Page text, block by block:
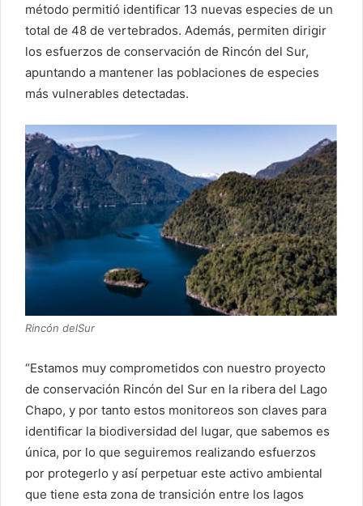
método permitió identificar 13 nuevas especies de un
total de 48 de vertebrados. Además, permiten dirigir
los esfuerzos de conservación de Rincón del Sur,
apuntando a mantener las poblaciones de especies
más vulnerables detectadas.
Rincón delSur
“Estamos muy comprometidos con nuestro proyecto
de conservación Rincón del Sur en la ribera del Lago
Chapo, y por tanto estos monitoreos son claves para
identificar la biodiversidad del lugar, que sabemos es
única, por lo que seguiremos realizando esfuerzos
por protegerlo y así perpetuar este activo ambiental
que tiene esta zona de transición entre los lagos